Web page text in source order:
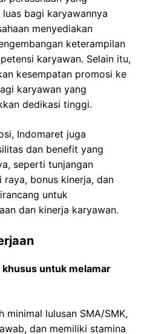
bagi karyawannya
menyediakan
keterampilan
karyawan. Selain itu,
kesempatan promosi ke
karyawan yang
dedikasi tinggi.
Indomaret juga
dan benefit yang
seperti tunjangan
raya, bonus kinerja, dan
untuk
dan kinerja karyawan.
untuk melamar
minimal lulusan SMA/SMK,
dan memiliki stamina